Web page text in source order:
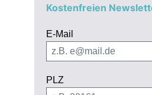
Kostenfreien
E-Mail
PLZ